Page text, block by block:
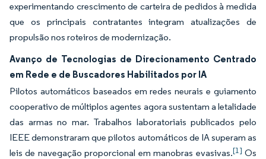
experimentando crescimento de carteira de pedidos à medida
que os principais contratantes integram atualizações de
propulsão nos roteiros de modernização.
Avanço de Tecnologias de Direcionamento Centrado
em Rede e de Buscadores Habilitados por IA
Pilotos automáticos baseados em redes neurais e guiamento
cooperativo de múltiplos agentes agora sustentam a letalidade
das armas no mar. Trabalhos laboratoriais publicados pelo
IEEE demonstraram que pilotos automáticos de IA superam as
leis de navegação proporcional em manobras evasivas.[1] Os